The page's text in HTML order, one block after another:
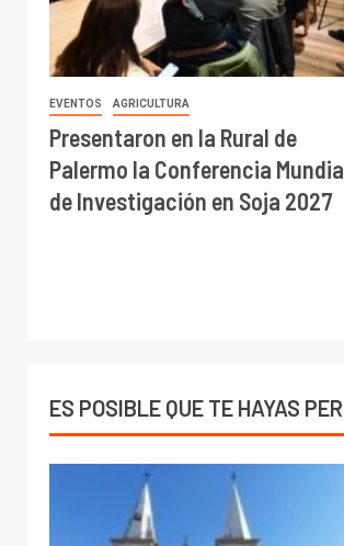
EVENTOS AGRICULTURA
Presentaron en la Rural de
Palermo la Conferencia
de Investigación en Soja 2027
ES POSIBLE QUE TE HAYAS